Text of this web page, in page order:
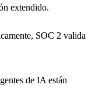
extendido.
SOC 2 valida
de IA están